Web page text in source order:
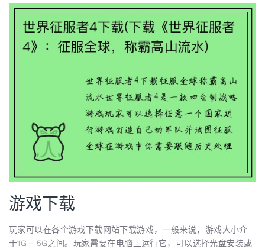
游戏下载
玩家可以在各个游戏下载网站下载游戏，一般来说，游戏大小介
于1G - 5G之间。玩家需要在电脑上运行它，可以选择光盘安装或